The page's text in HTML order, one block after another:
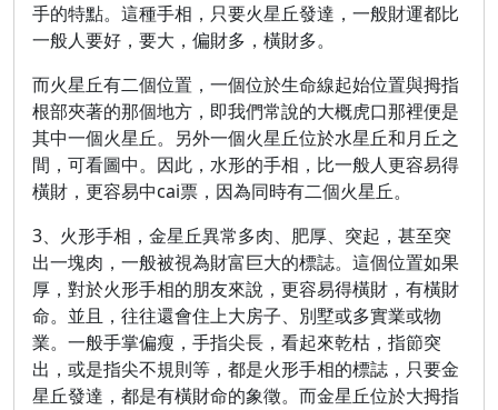
手的特點。這種手相，只要火星丘發達，一般財運都比
一般人要好，要大，偏財多，橫財多。
而火星丘有二個位置，一個位於生命線起始位置與拇指
根部夾著的那個地方，即我們常說的大概虎口那裡便是
其中一個火星丘。另外一個火星丘位於水星丘和月丘之
間，可看圖中。因此，水形的手相，比一般人更容易得
橫財，更容易中cai票，因為同時有二個火星丘。
3、火形手相，金星丘異常多肉、肥厚、突起，甚至突
出一塊肉，一般被視為財富巨大的標誌。這個位置如果
厚，對於火形手相的朋友來說，更容易得橫財，有橫財
命。並且，往往還會住上大房子、別墅或多實業或物
業。一般手掌偏瘦，手指尖長，看起來乾枯，指節突
出，或是指尖不規則等，都是火形手相的標誌，只要金
星丘發達，都是有橫財命的象徵。而金星丘位於大拇指